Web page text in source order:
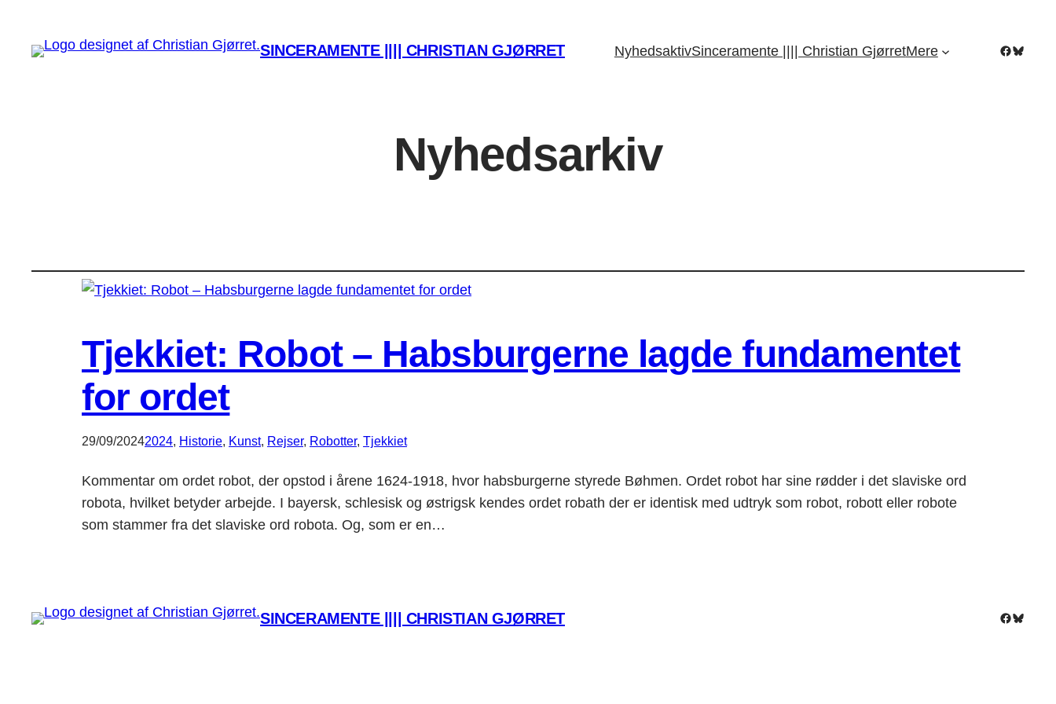
SINCERAMENTE |||| CHRISTIAN GJØRRET NyhedsaktivSinceramente |||| Christian GjørretMere Facebook
Bluesky
Nyhedsarkiv
Tjekkiet: Robot – Habsburgerne lagde fundamentet
for ordet
29/09/20242024, Historie, Kunst, Rejser, Robotter, Tjekkiet
Kommentar om ordet robot, der opstod i årene 1624-1918, hvor habsburgerne styrede Bøhmen. Ordet robot har sine rødder i det slaviske ord
robota, hvilket betyder arbejde. I bayersk, schlesisk og østrigsk kendes ordet robath der er identisk med udtryk som robot, robott eller robote
som stammer fra det slaviske ord robota. Og, som er en…
SINCERAMENTE |||| CHRISTIAN GJØRRET Facebook
Bluesky